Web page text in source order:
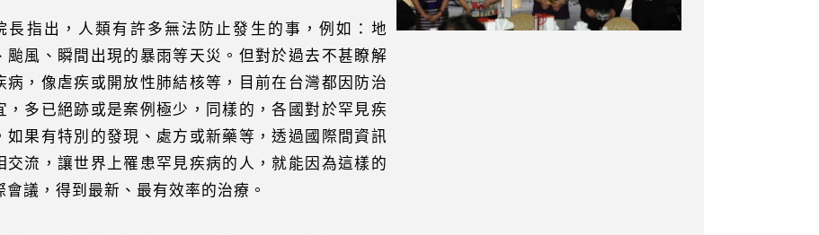
長指出，人類有許多無法防止發生的事，例如：地
颱風、瞬間出現的暴雨等天災。但對於過去不甚瞭解
病，像虐疾或開放性肺結核等，目前在台灣都因防治
，多已絕跡或是案例極少，同樣的，各國對於罕見疾
如果有特別的發現、處方或新藥等，透過國際間資訊
交流，讓世界上罹患罕見疾病的人，就能因為這樣的
會議，得到最新、最有效率的治療。